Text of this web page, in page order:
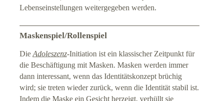
Lebenseinstellungen weitergegeben werden.
Maskenspiel/Rollenspiel
DieAdoleszenz-Initiation ist ein klassischer Zeitpunkt für
die Beschäftigung mit Masken. Masken werden immer
dann interessant, wenn das Identitätskonzept brüchig
wird; sie treten wieder zurück, wenn die Identität stabil ist.
Indem die Maske ein Gesicht herzeigt, verhüllt sie